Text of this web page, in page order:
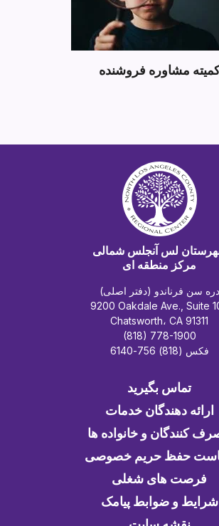
مشاوره فروشنده
لس آنجلس شمالی
مرکز منطقه ای
دره سن فرناندو (دفتر اصلی)
9200 Oakdale Ave., Suite
Chatsworth، CA 91311
(818) 778-1900
فکس (818) 756-6140
تماس بگیرید
ارائه دهندگان خدمات
کنندگان و خانواده ها
حفظ حریم خصوصی
فرصت های شغلی
شرایط و ضوابط پیامک